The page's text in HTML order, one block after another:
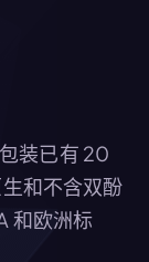
装已有 20
和不含双酚
和欧洲标